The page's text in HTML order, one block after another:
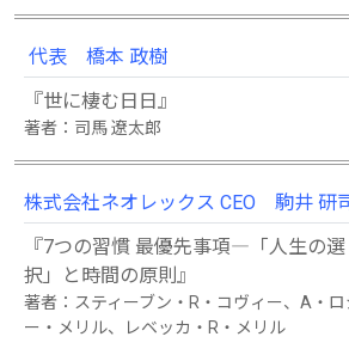
代表 橋本 政樹
『世に棲む日日』
著者：司馬 遼太郎
株式会社ネオレックス CEO 駒井 研
『7つの習慣 最優先事項―「人生の選
択」と時間の原則』
著者：スティーブン・R・コヴィー、A・ロ
ー・メリル、レベッカ・R・メリル